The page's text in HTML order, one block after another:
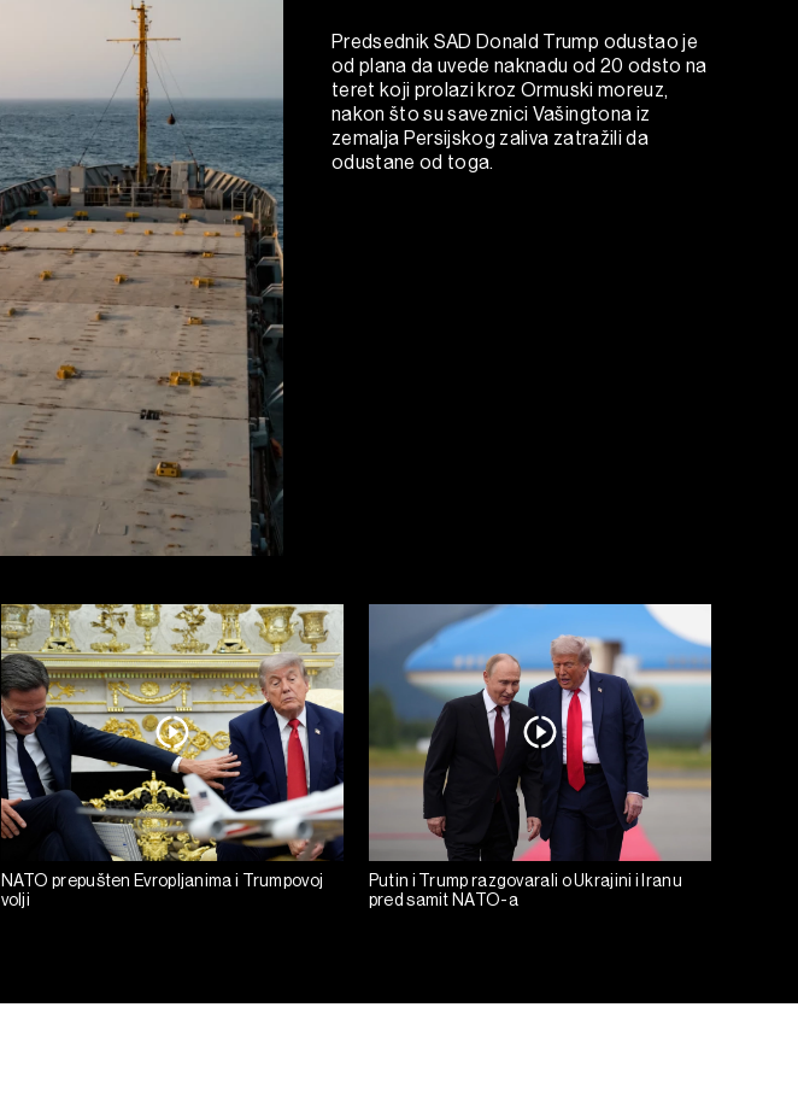
Predsednik SAD Donald Trump odustao je
od plana da uvede naknadu od 20 odsto na
teret koji prolazi kroz Ormuski moreuz,
nakon što su saveznici Vašingtona iz
zemalja Persijskog zaliva zatražili da
odustane od toga.
NATO prepušten Evropljanima i Trumpovoj
volji
Putin i Trump razgovarali o Ukrajini i Iranu
pred samit NATO-a